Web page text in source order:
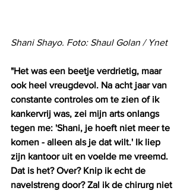
Shani Shayo. Foto: Shaul Golan / Ynet
"Het was een beetje verdrietig, maar
ook heel vreugdevol. Na acht jaar van
constante controles om te zien of ik
kankervrij was, zei mijn arts onlangs
tegen me: 'Shani, je hoeft niet meer te
komen - alleen als je dat wilt.' Ik liep
zijn kantoor uit en voelde me vreemd.
Dat is het? Over? Knip ik echt de
navelstreng door? Zal ik de chirurg niet